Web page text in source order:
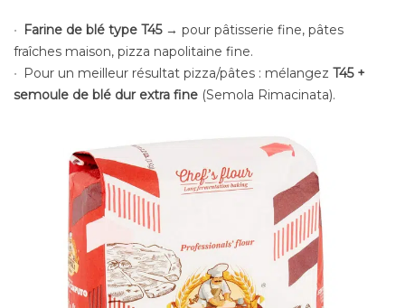
Farine de blé type T45→ pour pâtisserie fine, pâtes
fraîches maison, pizza napolitaine fine.
Pour un meilleur résultat pizza/pâtes : mélangezT45 +
semoule de blé dur extra fine (Semola Rimacinata).